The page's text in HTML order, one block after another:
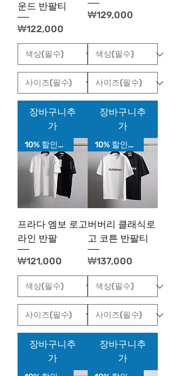
운드 반팔티
가격
₩122,000
장바구니추
가
가격
₩129,000
장바구니추
가
10% 할인가!
프라다 엠보 로고
라인 반팔
가격
₩121,000
장바구니추
가
10% 할인가!
버버리 클래식로
고 코튼 반팔티
가격
₩137,000
장바구니추
가